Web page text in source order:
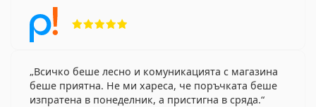
Всичко беше лесно и комуникацията с магазина
беше приятна. Не ми хареса, че поръчката беше
изпратена в понеделник, а пристигна в сряда.